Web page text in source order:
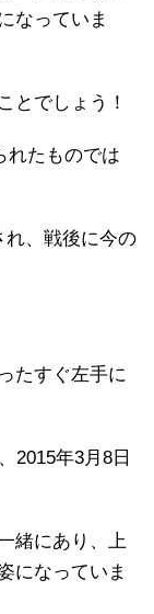
なっていま
とでしょう！
れたものでは
れ、戦後に今の
たすぐ左手に
2015年3月8日
緒にあり、上
になっていま